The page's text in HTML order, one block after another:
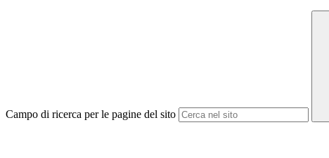
Campo di ricerca per le pagine del sito